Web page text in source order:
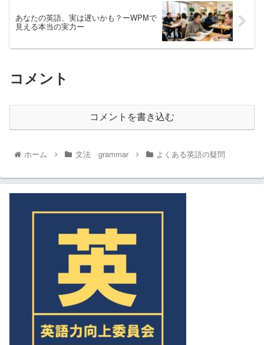
あなたの英語、実は遅いかも？ーWPMで
見える本当の実力ー
コメント
コメントを書き込む
ホーム 文法 grammar よくある英語の疑問